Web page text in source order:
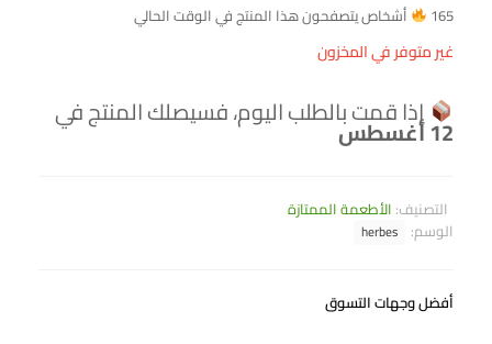
165 أشخاص يتصفحون هذا المنتج في الوقت الحالي
غير متوفر في المخزون
إذا قمت بالطلب اليوم، فسيصلك المنتج في
12 أغسطس
التصنيف: الأطعمة الممتازة
الوسم: herbes
أفضل وجهات التسوق